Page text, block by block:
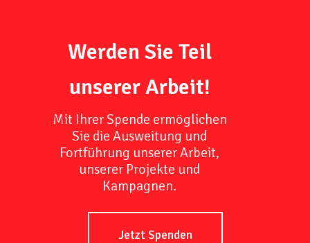
Werden Sie Teil
unserer Arbeit!
Mit Ihrer Spende ermöglichen
Sie die Ausweitung und
Fortführung unserer Arbeit,
unserer Projekte und
Kampagnen.
Jetzt Spenden